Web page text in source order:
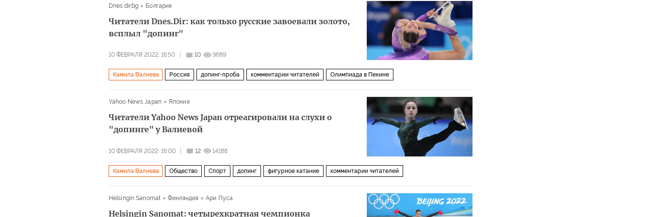
Dnes.dir.bg Болгария
Читатели Dnes.Dir: как только русские завоевали золото,
всплыл "допинг"
10 ФЕВРАЛЯ 2022, 16:50 10 9689
Камила Валиева Россия допинг-проба комментарии читателей Олимпиада в Пекине
Yahoo News Japan Япония
Читатели Yahoo News Japan отреагировали на слухи о
"допинге" у Валиевой
10 ФЕВРАЛЯ 2022, 16:00 12 14188
Камила Валиева Общество Спорт допинг фигурное катание комментарии читателей
Helsingin Sanomat Финляндия Ари Пуса
Helsingin Sanomat: четырехкратная чемпионка